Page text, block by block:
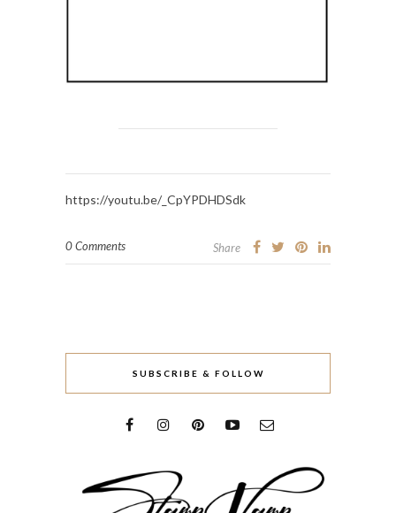
https://youtu.be/_CpYPDHDSdk
0 Comments Share
SUBSCRIBE & FOLLOW